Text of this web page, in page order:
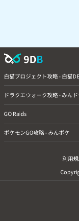
9DB
白猫プロジェクト攻略 - 白猫
ドラクエウォーク攻略 - みんド
GO Raids
ポケモンGO攻略 - みんポケ
利用